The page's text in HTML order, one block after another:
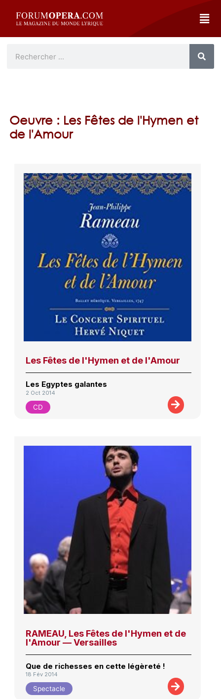
Oeuvre : Les Fêtes de l'Hymen et
de l'Amour
Les Fêtes de l'Hymen et de l'Amour
Les Egyptes galantes
2 Oct 2014
CD
RAMEAU, Les Fêtes de l'Hymen et de
l'Amour — Versailles
Que de richesses en cette légèreté !
18 Fév 2014
Spectacle